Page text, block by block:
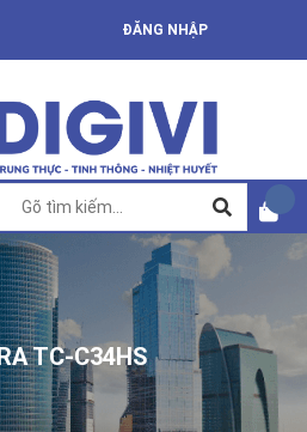
ĐĂNG NHẬP
TC-C34HS